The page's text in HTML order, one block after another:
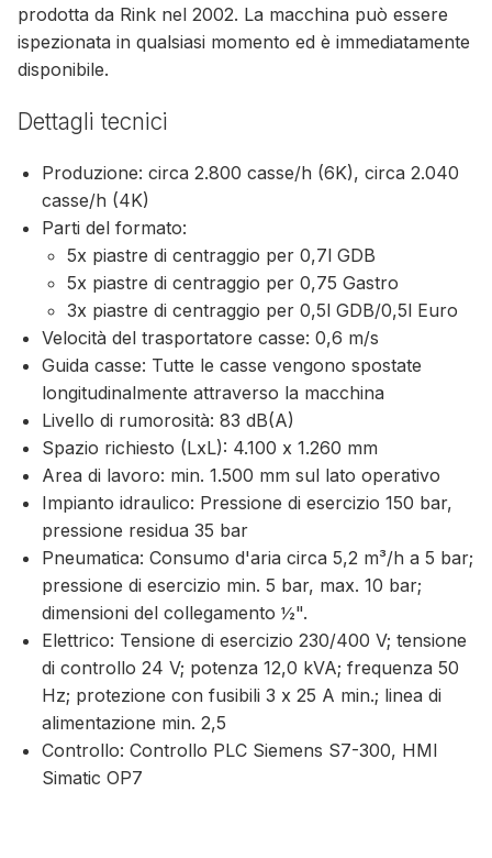
prodotta da Rink nel 2002. La macchina può essere
ispezionata in qualsiasi momento ed è immediatamente
disponibile.
Dettagli tecnici
Produzione: circa 2.800 casse/h (6K), circa 2.040
casse/h (4K)
Parti del formato:
5x piastre di centraggio per 0,7l GDB
5x piastre di centraggio per 0,75 Gastro
3x piastre di centraggio per 0,5l GDB/0,5l Euro
Velocità del trasportatore casse: 0,6 m/s
Guida casse: Tutte le casse vengono spostate
longitudinalmente attraverso la macchina
Livello di rumorosità: 83 dB(A)
Spazio richiesto (LxL): 4.100 x 1.260 mm
Area di lavoro: min. 1.500 mm sul lato operativo
Impianto idraulico: Pressione di esercizio 150 bar,
pressione residua 35 bar
Pneumatica: Consumo d'aria circa 5,2 m³/h a 5 bar;
pressione di esercizio min. 5 bar, max. 10 bar;
dimensioni del collegamento ½".
Elettrico: Tensione di esercizio 230/400 V; tensione
di controllo 24 V; potenza 12,0 kVA; frequenza 50
Hz; protezione con fusibili 3 x 25 A min.; linea di
alimentazione min. 2,5
Controllo: Controllo PLC Siemens S7-300, HMI
Simatic OP7